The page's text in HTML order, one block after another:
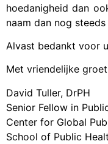
hoedanigheid dan
naam dan nog
Alvast bedankt voor
Met vriendelijke
David Tuller, DrPH
Senior Fellow in
Center for Global
School of Public